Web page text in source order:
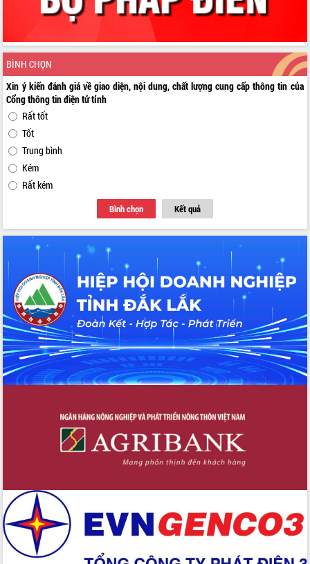
BÌNH CHỌN
Xin ý kiến đánh giá về giao diện, nội dung, chất lượng cung cấp thông tin của
Cổng thông tin điện tử tỉnh
Rất tốt
Tốt
Trung bình
Kém
Rất kém
Bình chọn Kết quả